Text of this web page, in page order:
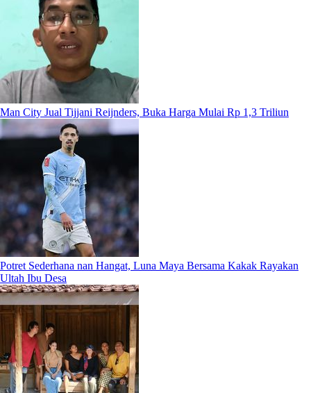
Man City Jual Tijjani Reijnders, Buka Harga Mulai Rp 1,3 Triliun
Potret Sederhana nan Hangat, Luna Maya Bersama Kakak Rayakan
Ultah Ibu Desa